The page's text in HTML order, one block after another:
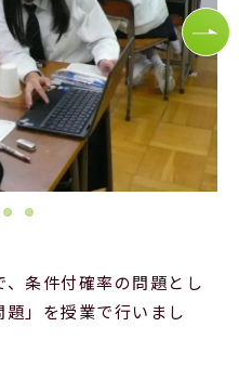
精華小学校
SNS
条件付確率の問題とし
」を授業で行いまし